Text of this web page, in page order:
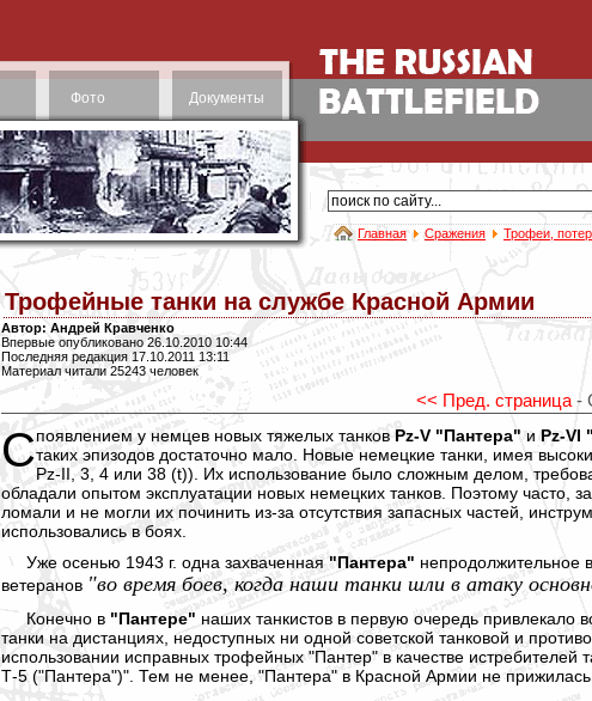
Фото Документы
Главная Сражения Трофеи,
Трофейные танки на службе Красной Армии
Автор: Андрей Кравченко
Впервые опубликовано 26.10.2010 10:44
Последняя редакция 17.10.2011 13:11
Материал читали 25243 человек
<< Пред. страница -
С появлением у немцев новых тяжелых танков Pz-V "Пантера" и Pz-VI
таких эпизодов достаточно мало. Новые немецкие танки, имея
Pz-II, 3, 4 или 38 (t)). Их использование было сложным делом,
обладали опытом эксплуатации новых немецких танков. Поэтому часто,
ломали и не могли их починить из-за отсутствия запасных частей,
использовались в боях.
Уже осенью 1943 г. одна захваченная "Пантера" непродолжительное
ветеранов "во время боев, когда наши танки шли в атаку
Конечно в "Пантере" наших танкистов в первую очередь
танки на дистанциях, недоступных ни одной советской танковой и
использовании исправных трофейных "Пантер" в качестве истребителей
Т-5 ("Пантера")". Тем не менее, "Пантера" в Красной Армии не